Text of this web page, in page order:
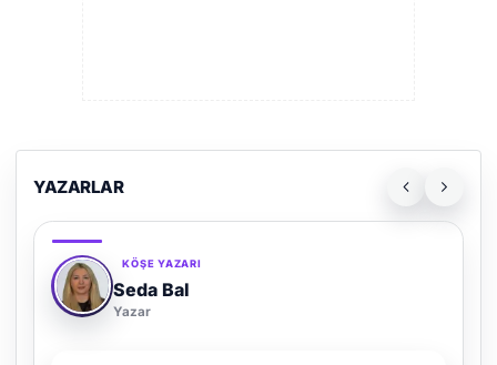
YAZARLAR
KÖŞE YAZARI
Adem Demir
Yazar